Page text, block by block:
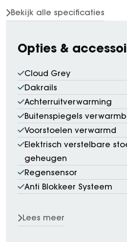
Bekijk alle specificaties
Opties &
Cloud Grey
Dakrails
Achterruitverwarming
Buitenspiegels
Voorstoelen verwarmd
Elektrisch verstelbare
geheugen
Regensensor
Anti Blokkeer Systeem
Lees meer